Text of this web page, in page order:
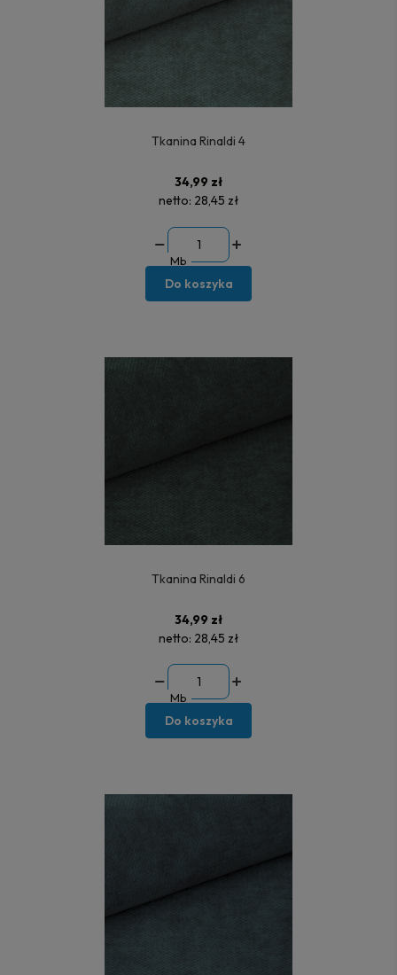
Tkanina Rinaldi 4
34,99 zł
netto: 28,45 zł
Mb
Do koszyka
Tkanina Rinaldi 6
34,99 zł
netto: 28,45 zł
Mb
Do koszyka